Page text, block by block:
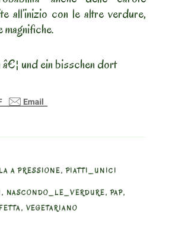
all’inizio con le altre verdure,
und ein bisschen dort
A PRESSIONE,PIATTI_UNICI
, NASCONDO_LE_VERDURE,PAP,
, VEGETARIANO